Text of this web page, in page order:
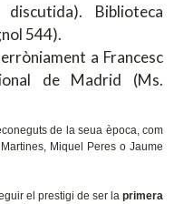
Biblioteca
544).
a Francesc
de Madrid (Ms.
de la seua època, com
Miquel Peres o Jaume
el prestigi de ser laprimera